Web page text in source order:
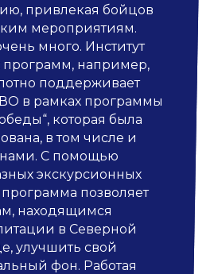
привлекая бойцов
мероприятиям.
много. Институт
программ, например,
поддерживает
в рамках программы
которая была
в том числе и
С помощью
экскурсионных
позволяет
находящимся
в Северной
улучшить свой
фон. Работая